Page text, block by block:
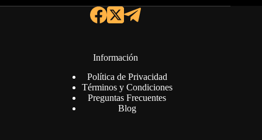
Información
Política de Privacidad
Términos y Condiciones
Preguntas Frecuentes
Blog